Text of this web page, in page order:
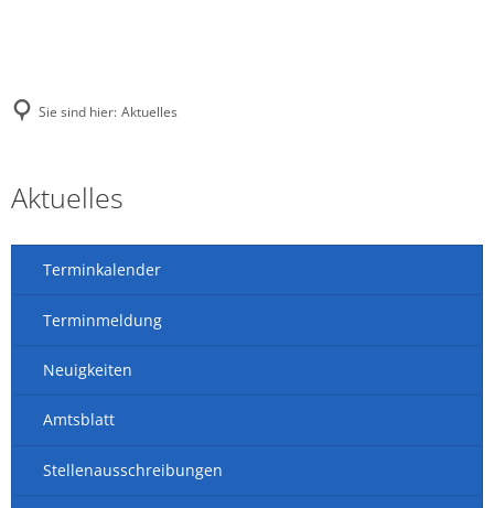
Sie sind hier: Aktuelles
Aktuelles
Terminkalender
Terminmeldung
Neuigkeiten
Amtsblatt
Stellenausschreibungen